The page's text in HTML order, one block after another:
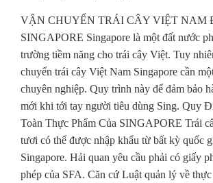
VẬN CHUYỂN TRÁI CÂY VIỆT NAM
SINGAPORE Singapore là một đất nước
trường tiềm năng cho trái cây Việt. Tuy
chuyển trái cây Việt Nam Singapore cần
chuyên nghiệp. Quy trình này để đảm bảo
mới khi tới tay người tiêu dùng Sing. Quy
Toàn Thực Phẩm Của SINGAPORE Trái
tươi có thể được nhập khẩu từ bất kỳ quốc
Singapore. Hải quan yêu cầu phải có giấy
phép của SFA. Căn cứ Luật quản lý về